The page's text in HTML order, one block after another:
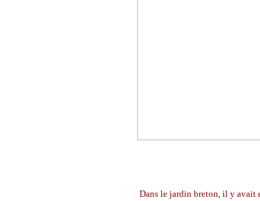
Dans le jardin breton, il y avait